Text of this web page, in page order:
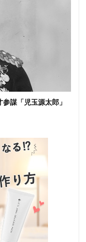
謀「児玉源太郎」